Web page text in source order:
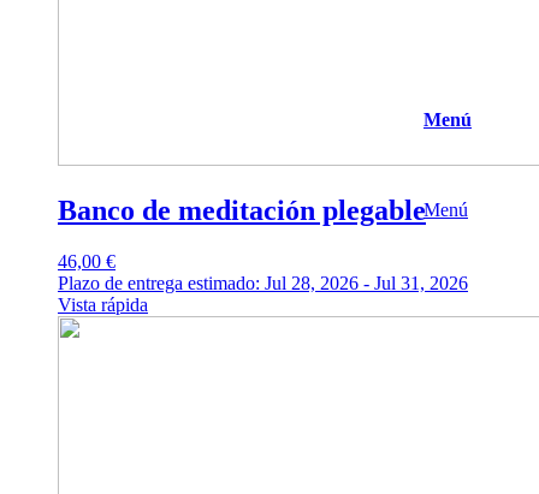
Menú
Menú
Banco de meditación plegable
46,00 €
Plazo de entrega estimado: Jul 28, 2026 - Jul 31, 2026
Vista rápida